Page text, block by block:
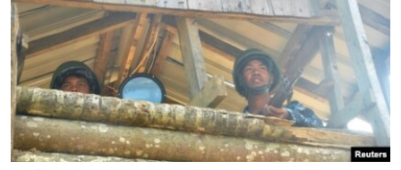
ရန်
ပင်မ
အ
ညွန်း
စာမျက်နှာ
သို့
ကျော်
မကြေးမုံရဲ့ အင်္ဂလိပ်စာ
ရုပ်ရှင်ထဲက အင်္ဂလိပ်စာ
သုတပဒေသာ အင်္ဂလိပ်စာ
ရေဒီယို
တီဗွီ
ရေဒီယိုနှင့်ရုပ်သံ အချက်အလက်များ
ရေဒီယို/တီဗွီအစီအစဉ်
Learning English
ဗွီအိုအေ လူမှုကွန်ယက်များ